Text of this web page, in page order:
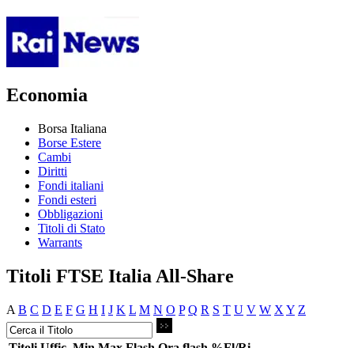
Economia
Borsa Italiana
Borse Estere
Cambi
Diritti
Fondi italiani
Fondi esteri
Obbligazioni
Titoli di Stato
Warrants
Titoli FTSE Italia All-Share
A B C D E F G H I J K L M N O P Q R S T U V W X Y Z